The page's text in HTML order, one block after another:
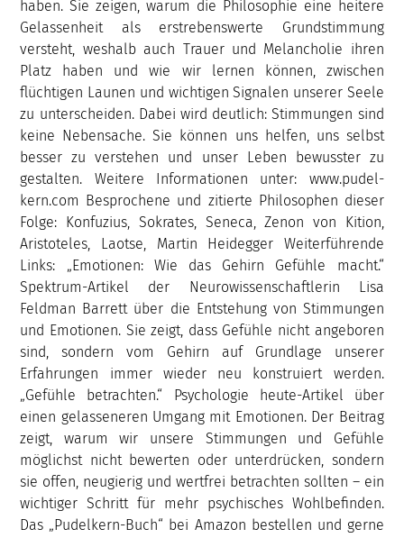
haben. Sie zeigen, warum die Philosophie eine heitere
Gelassenheit als erstrebenswerte Grundstimmung
versteht, weshalb auch Trauer und Melancholie ihren
Platz haben und wie wir lernen können, zwischen
flüchtigen Launen und wichtigen Signalen unserer Seele
zu unterscheiden. Dabei wird deutlich: Stimmungen sind
keine Nebensache. Sie können uns helfen, uns selbst
besser zu verstehen und unser Leben bewusster zu
gestalten. Weitere Informationen unter: www.pudel-
kern.com Besprochene und zitierte Philosophen dieser
Folge: Konfuzius, Sokrates, Seneca, Zenon von Kition,
Aristoteles, Laotse, Martin Heidegger Weiterführende
Links: „Emotionen: Wie das Gehirn Gefühle macht.“
Spektrum-Artikel der Neurowissenschaftlerin Lisa
Feldman Barrett über die Entstehung von Stimmungen
und Emotionen. Sie zeigt, dass Gefühle nicht angeboren
sind, sondern vom Gehirn auf Grundlage unserer
Erfahrungen immer wieder neu konstruiert werden.
„Gefühle betrachten.“ Psychologie heute-Artikel über
einen gelasseneren Umgang mit Emotionen. Der Beitrag
zeigt, warum wir unsere Stimmungen und Gefühle
möglichst nicht bewerten oder unterdrücken, sondern
sie offen, neugierig und wertfrei betrachten sollten – ein
wichtiger Schritt für mehr psychisches Wohlbefinden.
Das „Pudelkern-Buch“ bei Amazon bestellen und gerne